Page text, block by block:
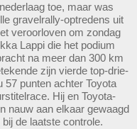
toe, maar was
gravelrally-optredens uit
veroorloven om zondag
Lappi die het podium
na meer dan 300 km
zijn vierde top-drie-
punten achter Toyota
Hij en Toyota-
nauw aan elkaar gewaagd
de laatste controle.